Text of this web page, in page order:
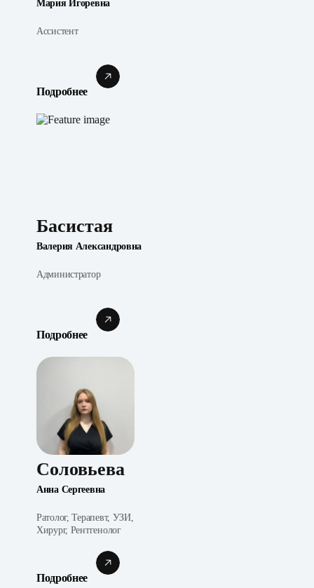
Мария Игоревна
Ассистент
Подробнее
Басистая
Валерия Александровна
Администратор
Подробнее
Соловьева
Анна Сергеевна
Ратолог, Терапевт, УЗИ,
Хирург, Рентгенолог
Подробнее